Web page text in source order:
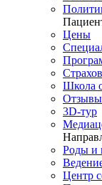
Цены
Школа
Отзывы
3D-тур
Роды и
Центр